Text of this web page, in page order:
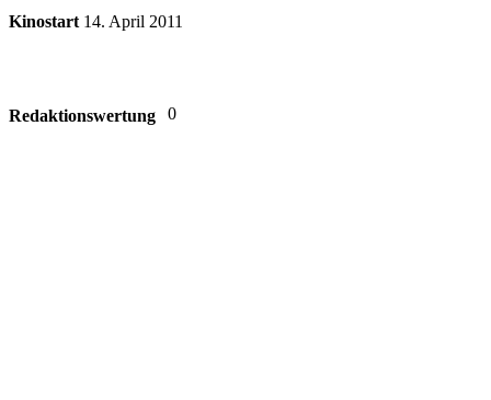
Kinostart 14. April 2011
Redaktionswertung 0